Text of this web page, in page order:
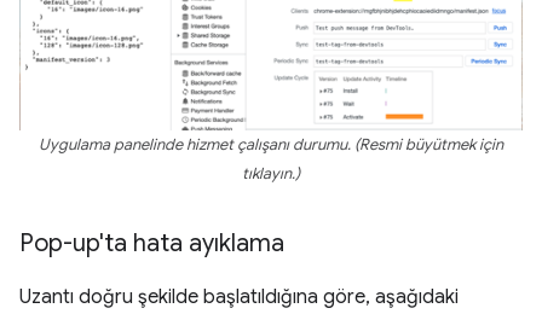
Uygulama panelinde hizmet çalışanı durumu. (Resmi büyütmek için
tıklayın.)
Pop-up'ta hata ayıklama
Uzantı doğru şekilde başlatıldığına göre, aşağıdaki